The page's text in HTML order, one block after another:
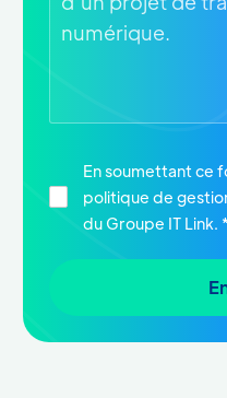
En soumettant ce
politique de
du Groupe IT Link. *